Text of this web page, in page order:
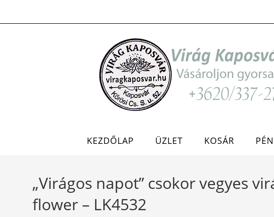
KEZDŐLAP ÜZLET KOSÁR
„Virágos napot” csokor vegyes
flower – LK4532